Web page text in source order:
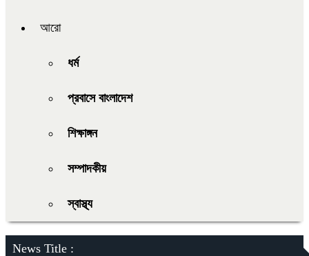
আরো
ধর্ম
প্রবাসে বাংলাদেশ
শিক্ষাঙ্গন
সম্পাদকীয়
স্বাস্থ্য
News Title :